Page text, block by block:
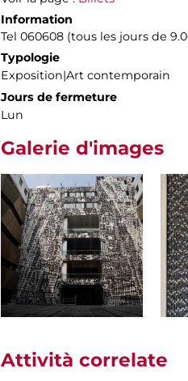
Information
Tel 060608 (tous les jours de
Typologie
Exposition|Art contemporain
Jours de fermeture
Lun
Galerie d'images
Attività correlate